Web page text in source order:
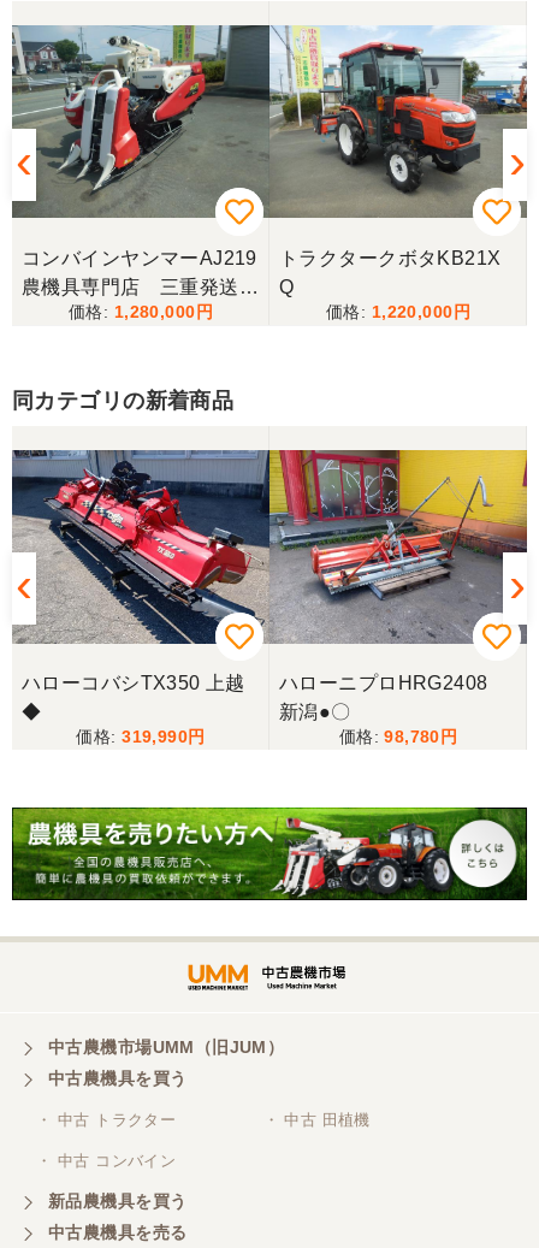
コンバインヤンマーAJ219
農機具専門店 三重発送整
備済み
1,280,000
トラクタークボタKB21X
Q
1,220,000
同カテゴリの新着商品
ハローコバシTX350 上越
◆
319,990
ハローニプロHRG2408
新潟●〇
98,780
中古農機市場UMM（旧JUM）
中古農機具を買う
・ 中古 トラクター ・ 中古 田植機
・ 中古 コンバイン
新品農機具を買う
中古農機具を売る